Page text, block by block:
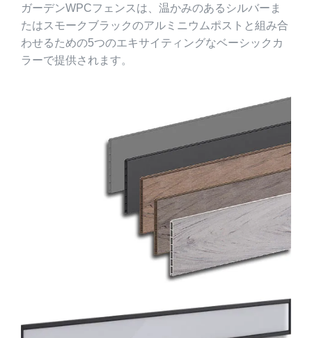
ガーデンWPCフェンスは、温かみのあるシルバーま
たはスモークブラックのアルミニウムポストと組み合
わせるための5つのエキサイティングなベーシックカ
ラーで提供されます。